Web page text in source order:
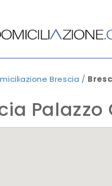
Brescia /
Palazzo